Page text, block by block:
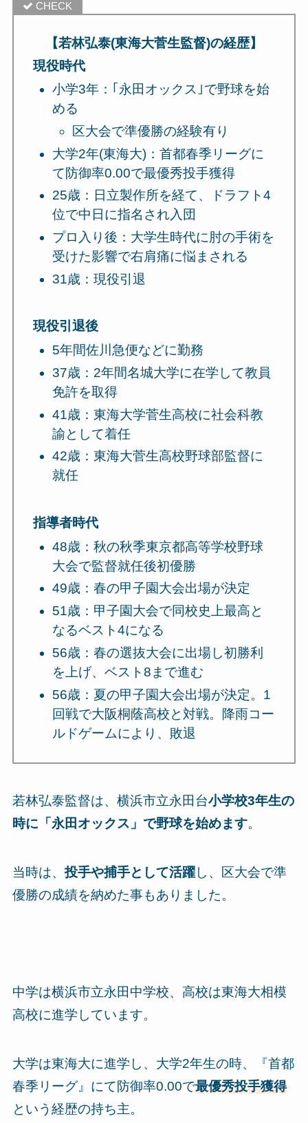
【若林弘泰(東海大菅生監督)の経歴】
現役時代
小学3年：｢永田オックス｣で野球を始
める
区大会で準優勝の経験有り
大学2年(東海大)：首都春季リーグに
て防御率0.00で最優秀投手獲得
25歳：日立製作所を経て、ドラフト4
位で中日に指名され入団
プロ入り後：大学生時代に肘の手術を
受けた影響で右肩痛に悩まされる
31歳：現役引退
現役引退後
5年間佐川急便などに勤務
37歳：2年間名城大学に在学して教員
免許を取得
41歳：東海大学菅生高校に社会科教
諭として着任
42歳：東海大菅生高校野球部監督に
就任
指導者時代
48歳：秋の秋季東京都高等学校野球
大会で監督就任後初優勝
49歳：春の甲子園大会出場が決定
51歳：甲子園大会で同校史上最高と
なるベスト4になる
56歳：春の選抜大会に出場し初勝利
を上げ、ベスト8まで進む
56歳：夏の甲子園大会出場が決定。1
回戦で大阪桐蔭高校と対戦。降雨コー
ルドゲームにより、敗退
若林弘泰監督は、横浜市立永田台小学校3年生の
時に「永田オックス」で野球を始めます。
当時は、投手や捕手として活躍し、区大会で準
優勝の成績を納めた事もありました。
中学は横浜市立永田中学校、高校は東海大相模
高校に進学しています。
大学は東海大に進学し、大学2年生の時、『首都
春季リーグ』にて防御率0.00で最優秀投手獲得
という経歴の持ち主。